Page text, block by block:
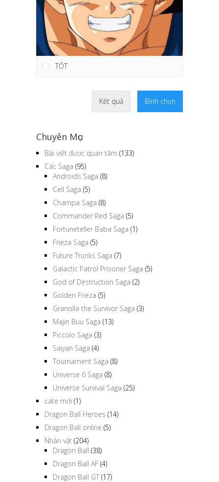
TỐT
Kết quả Bình chọn
Chuyên Mục
Bài viết được quan tâm (133)
Các Saga (95)
Androids Saga (8)
Cell Saga (5)
Champa Saga (8)
Commander Red Saga (5)
Fortuneteller Baba Saga (1)
Frieza Saga (5)
Future Trunks Saga (7)
Galactic Patrol Prisoner Saga (5)
God of Destruction Saga (2)
Golden Frieza (5)
Granolla the Survivor Saga (3)
Majin Buu Saga (13)
Piccolo Saga (3)
Saiyan Saga (4)
Tournament Saga (8)
Universe 6 Saga (8)
Universe Survival Saga (25)
cate mới (1)
Dragon Ball Heroes (14)
Dragon Ball online (5)
Nhân vật (204)
Dragon Ball (38)
Dragon Ball AF (4)
Dragon Ball GT (17)